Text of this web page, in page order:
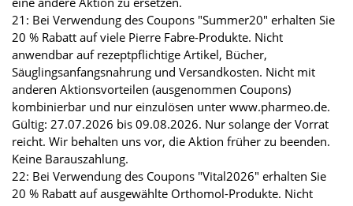
21: Bei Verwendung des Coupons "Summer20" erhalten Sie
20 % Rabatt auf viele Pierre Fabre-Produkte. Nicht
anwendbar auf rezeptpflichtige Artikel, Bücher,
Säuglingsanfangsnahrung und Versandkosten. Nicht mit
anderen Aktionsvorteilen (ausgenommen Coupons)
kombinierbar und nur einzulösen unter www.pharmeo.de.
Gültig: 27.07.2026 bis 09.08.2026. Nur solange der Vorrat
reicht. Wir behalten uns vor, die Aktion früher zu beenden.
Keine Barauszahlung.
22: Bei Verwendung des Coupons "Vital2026" erhalten Sie
20 % Rabatt auf ausgewählte Orthomol-Produkte. Nicht